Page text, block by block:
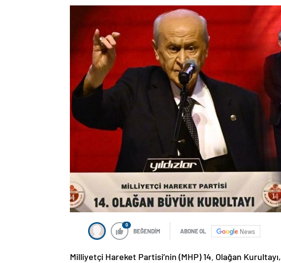
0
BEĞENDİM ABONE OL News
Milliyetçi Hareket Partisi’nin (MHP) 14. Olağan Kurultayı,